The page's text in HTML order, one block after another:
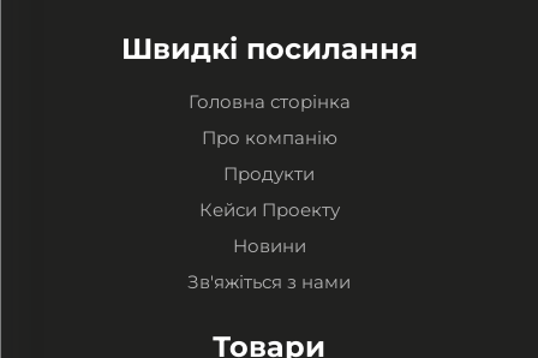
Швидкі посилання
Головна сторінка
Про компанію
Продукти
Кейси Проекту
Новини
Зв'яжіться з нами
Товари